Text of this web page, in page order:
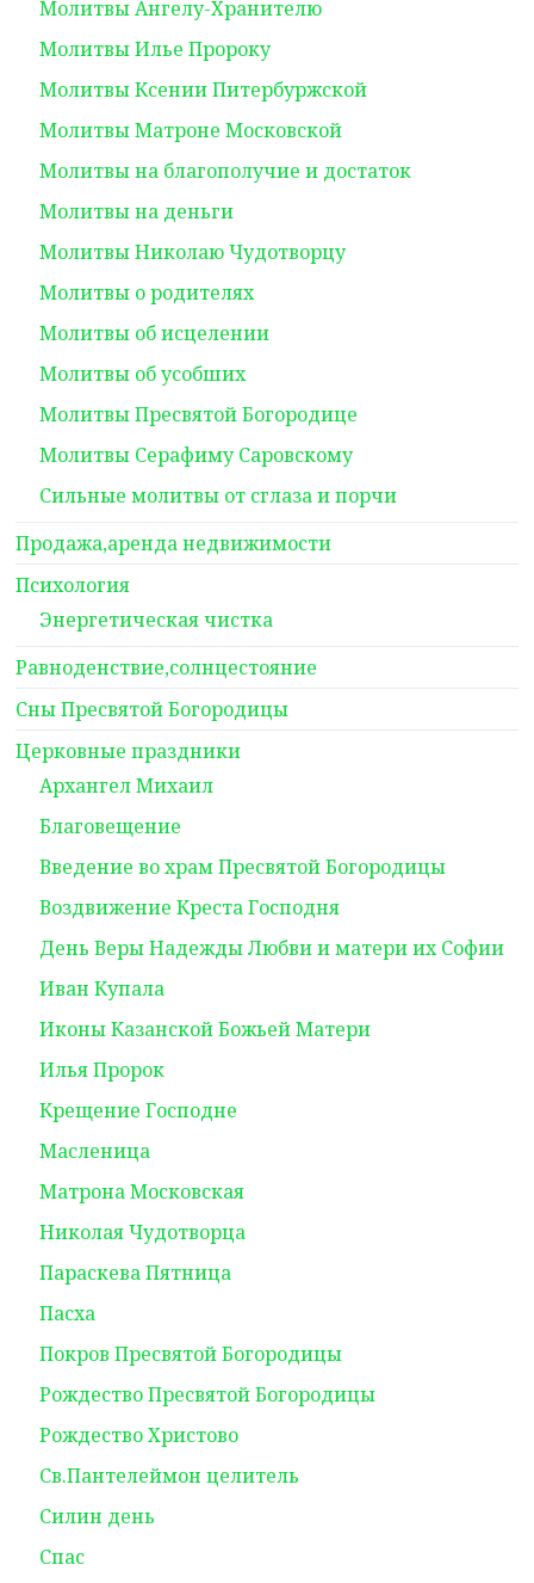
Молитвы Ангелу-Хранителю
Молитвы Илье Пророку
Молитвы Ксении Питербуржской
Молитвы Матроне Московской
Молитвы на благополучие и достаток
Молитвы на деньги
Молитвы Николаю Чудотворцу
Молитвы о родителях
Молитвы об исцелении
Молитвы об усобших
Молитвы Пресвятой Богородице
Молитвы Серафиму Саровскому
Сильные молитвы от сглаза и порчи
Продажа,аренда недвижимости
Психология
Энергетическая чистка
Равноденствие,солнцестояние
Сны Пресвятой Богородицы
Церковные праздники
Архангел Михаил
Благовещение
Введение во храм Пресвятой Богородицы
Воздвижение Креста Господня
День Веры Надежды Любви и матери их Софии
Иван Купала
Иконы Казанской Божьей Матери
Илья Пророк
Крещение Господне
Масленица
Матрона Московская
Николая Чудотворца
Параскева Пятница
Пасха
Покров Пресвятой Богородицы
Рождество Пресвятой Богородицы
Рождество Христово
Св.Пантелеймон целитель
Силин день
Спас